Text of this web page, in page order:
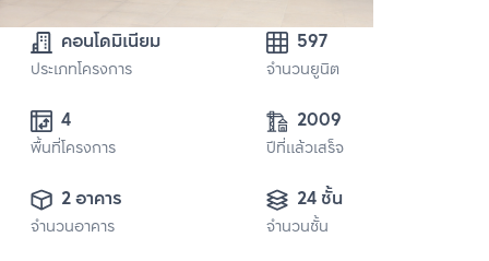
คอนโดมิเนียม
ประเภทโครงการ
597
จำนวนยูนิต
4
พื้นที่โครงการ
2009
ปีที่แล้วเสร็จ
2 อาคาร
จำนวนอาคาร
24 ชั้น
จำนวนชั้น